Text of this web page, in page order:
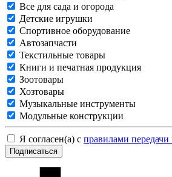
Все для сада и огорода
Детские игрушки
Спортивное оборудование
Автозапчасти
Текстильные товары
Книги и печатная продукция
Зоотовары
Хозтовары
Музыкальные инструменты
Модульные конструкции
Я согласен(а) с правилами
Подписаться